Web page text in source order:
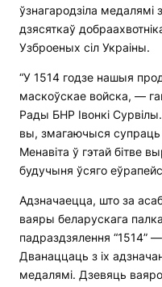
ўзнагародзіла медалямі
дзясяткаў
Узброеных сіл Украіны.
“У 1514 годзе нашыя
маскоўскае войска, —
Рады БНР Івонкі
вы, змагаючыся супраць
Менавіта ў гэтай бітве
будучыня ўсяго
Адзначаецца, што за
ваяры беларускага
падраздзялення “1514”
Дванаццаць з іх
медалямі. Дзевяць